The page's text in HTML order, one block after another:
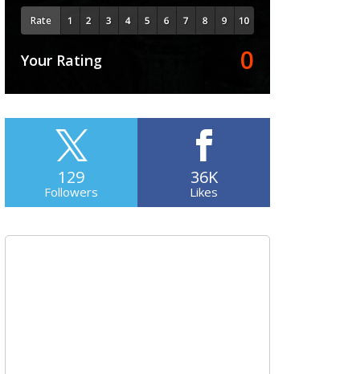
Rate
Your Rating 0
129
Followers
36K
Likes